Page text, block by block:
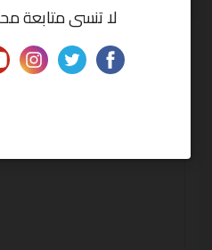
أخبر الآخرين ما المبلغ الذي
لن يتم نشر بريدك الإلكتروني.
لا تنسى متابعة